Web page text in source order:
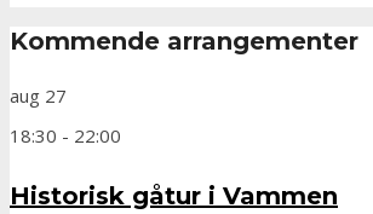
Kommende arrangementer
aug 27
18:30 - 22:00
Historisk gåtur i Vammen